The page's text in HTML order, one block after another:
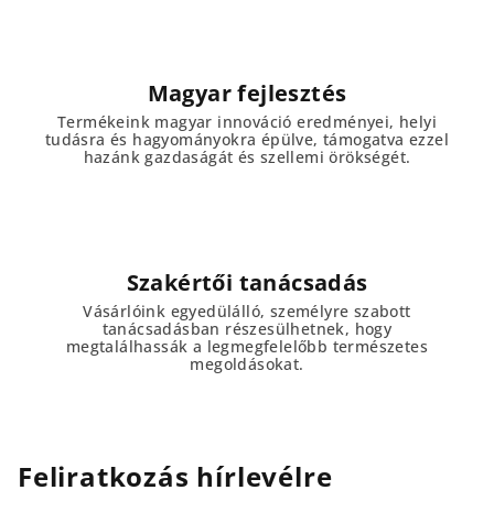
Magyar fejlesztés
Termékeink magyar innováció eredményei, helyi
tudásra és hagyományokra épülve, támogatva ezzel
hazánk gazdaságát és szellemi örökségét.
Szakértői tanácsadás
Vásárlóink egyedülálló, személyre szabott
tanácsadásban részesülhetnek, hogy
megtalálhassák a legmegfelelőbb természetes
megoldásokat.
Feliratkozás hírlevélre